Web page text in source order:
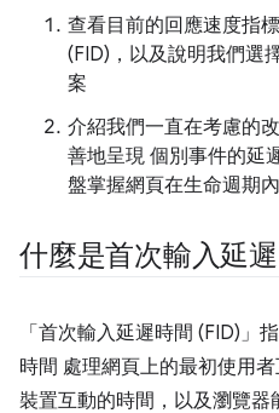
查看目前的回應速度指
(FID)，以及說明我們選
案
介紹我們一直在考慮的
善地呈現 個別事件的延
盤掌握網頁在生命週期
什麼是首次輸入延遲
「首次輸入延遲時間 (FID)」
時間 處理網頁上的最初使用
裝置互動的時間，以及瀏覽器